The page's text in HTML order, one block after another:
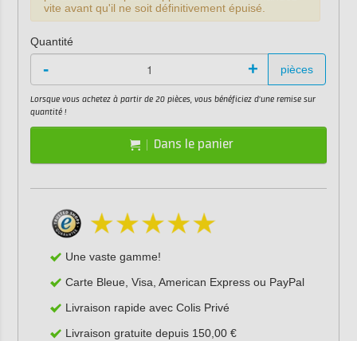
vite avant qu'il ne soit définitivement épuisé.
Quantité
- + pièces
Lorsque vous achetez à partir de 20 pièces, vous bénéficiez d'une remise sur
quantité !
Dans le panier
Une vaste gamme!
Carte Bleue, Visa, American Express ou PayPal
Livraison rapide avec Colis Privé
Livraison gratuite depuis 150,00 €